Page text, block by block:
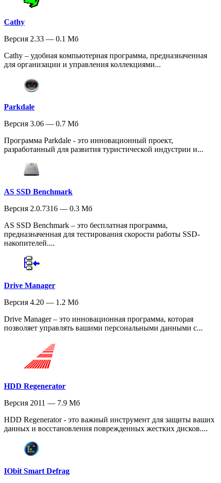
Cathy
Версия 2.33 — 0.1 Мб
Cathy – удобная компьютерная программа, предназначенная
для организации и управления коллекциями...
Parkdale
Версия 3.06 — 0.7 Мб
Программа Parkdale - это инновационный проект,
разработанный для развития туристической индустрии и...
AS SSD Benchmark
Версия 2.0.7316 — 0.3 Мб
AS SSD Benchmark – это бесплатная программа,
предназначенная для тестирования скорости работы SSD-
накопителей....
Drive Manager
Версия 4.20 — 1.2 Мб
Drive Manager – это инновационная программа, которая
позволяет управлять вашими персональными данными с...
HDD Regenerator
Версия 2011 — 7.9 Мб
HDD Regenerator - это важный инструмент для защиты ваших
данных и восстановления поврежденных жестких дисков....
IObit Smart Defrag